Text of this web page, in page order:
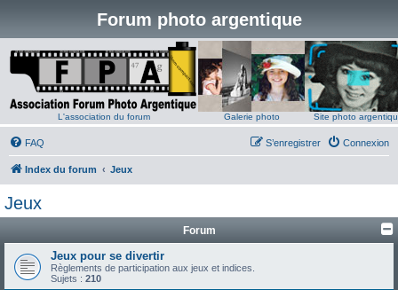
Forum photo argentique
L'association du forum Galerie photo Site photo
FAQ Connexion
S’enregistrer
Index du forum Jeux
Jeux
Forum
Jeux pour se divertir
Règlements de participation aux jeux et indices.
Sujets : 210